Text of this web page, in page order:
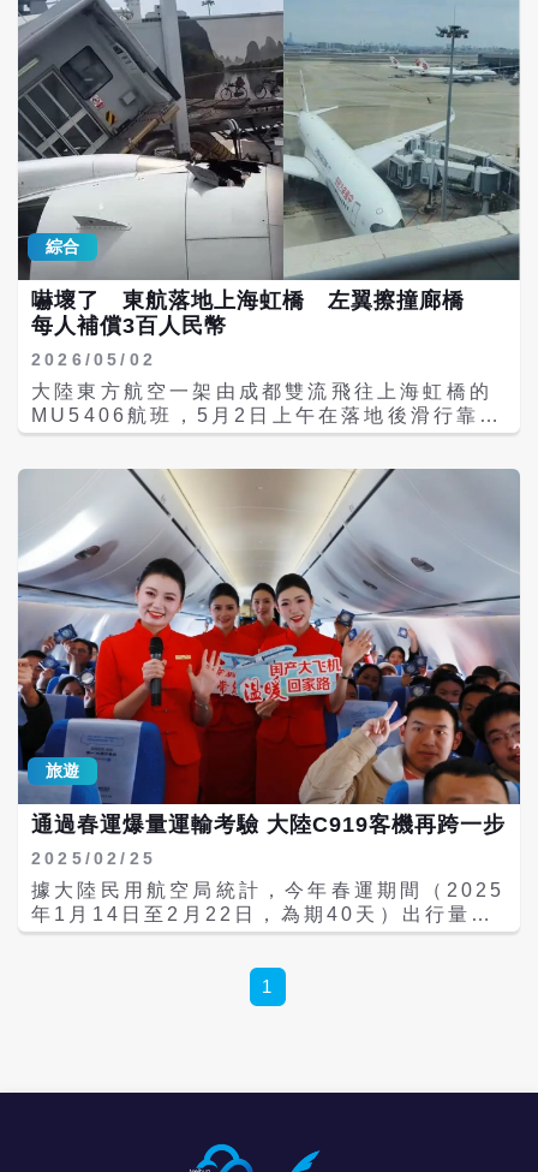
天報導，該航班未來每周飛航兩班，計畫航程
約3小時20分鐘，這也將是繼成都直飛台北之
後，成都開通的第二條直飛台灣客運航線。 陸
委會傍晚6點指出，經洽交通部民航局，陸籍
東方航空公司依現有相關規範，向民航局提出
「臺中-成都」定期航班申請核准。 陸委會
稱，此為兩岸已開放定期航班之航點基礎上增
班。 成都目前是兩岸直航15個定期航班航點
之一。事實上，《北京青年報》4月便曾披
露，東航計畫於7月恢復成都台中航線；同
時，春秋航空也宣布將於7月4日恢復寧波高雄
直飛航線。 報導指出，東航規劃以空客
A320、A321機型執飛成都天府往返台中航
線，班期安排在每周三、周日。其中，成都天
府飛往台中的航班編號為MU827，台中飛往成
直飛台北的客運航線，班次最多時一天可達3
班。報導稱，在成都直飛台中航線開通前，旅
轉，全程約需20小時；直飛航線開通後，行程
時間可大幅縮短，約可節省17小時。 目前該
航線機票已上線預售，開航初期成都直飛台中
含稅票價為1830元（人民幣，下同）較中轉低
價票約便宜100至200元。 航線消息公布後，
隨即引發台灣網友熱議。社群平台《批踢踢實
業坊》（PTT）不少網友留言表示，「希望開
更多其他的城市航點直飛」、「這種頻率對台
商來說不夠方便吧」、「成都超好玩，鳥不去
人去」；臉書也有網友稱，「預料先迎暑期高
峰」、「中部人跑桃機太遠，終於迎來」、
「終於台中有直飛」。 此次東航成都台中航
線，以及春秋航空寧波高雄直飛航線，將進一
步補強長三角、西南地區與台灣之間的空中交
通網絡。此外，天津、溫州、等台商集中或旅
遊需求較旺盛的城市，也被業內普遍視為後續
恢復直航的重點候選。 近期已有旅行社推出台
中直飛成都，遊覽九寨溝、樂山大佛、熊貓繁
育基地等四川知名景點，臉書社團等平台常見
攬客消息。
綜合
嚇壞了 東航落地上海虹橋 左翼擦撞廊橋
每人補償3百人民幣
2026/05/02
大陸東方航空一架由成都雙流飛往上海虹橋的
MU5406航班，5月2日上午在落地後滑行靠近
停機位期間發生機械故障，最終左翼與廊橋發
已安全撤離。東航隨後證實事故並致歉，表示
具體原因仍在進一步調查中。 根據東航5月2
日13時37分發布的說明，MU5406航班在上
海虹橋機場落地後，於「緩速滑行靠近機位過
程中」出現機械故障，機組立即依程序處置，
但飛機最終仍與廊橋發生局部碰擦。東航表
示，所有旅客均已安全、有序下機，對此次事
件造成的不便深表歉意。 據極目新聞報導，涉
事航班於當日上午9時19分自成都雙流T2起
飛，11時33分抵達上海虹橋T2，執飛機型為
空中巴士A350-900，機號B-324M（部分網
傳資料稱B-324W，尚待官方最終確認），機
齡約4年半。乘客劉先生表示，飛機於11時47
分左右滑行進位時，機頭略過廊橋後，左側機
翼與廊橋發生碰撞，機艙內可明顯感受到撞
擊。旅客其後在延誤約半小時後，經另一側舙
現場多段網傳影片顯示，飛機左翼前緣與蒙皮
出現明顯受損，廊橋部分結構亦有破裂或擦撞
多次接觸，引發外界對地面滑行操控與設備狀
虹橋機場方面則表示，初期未接獲詳細通報，
虹橋等高密度樞紐機場靠橋操作需極高精準
旅遊
通過春運爆量運輸考驗 大陸C919客機再跨一步
2025/02/25
據大陸民用航空局統計，今年春運期間（2025
年1月14日至2月22日，為期40天）出行量再
創新高，平均每天運送旅客225.5萬人次，較
出，大陸C919客機在經歷春運航班激增考驗
後，可靠性又邁出了一步。 報導稱，大陸三大
年同期相比激增40%。 根據中國民航出行平台
1